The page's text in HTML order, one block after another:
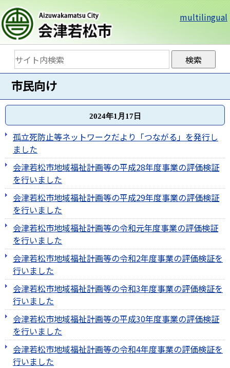
multilingual
市民向け
2024年1月17日
孤立死防止等ネットワークだより「つながる」を発行し
ました
会津若松市地域福祉計画等の平成28年度事業の評価検証
を行いました
会津若松市地域福祉計画等の平成29年度事業の評価検証
を行いました
会津若松市地域福祉計画等の令和元年度事業の評価検証
を行いました
会津若松市地域福祉計画等の令和2年度事業の評価検証を
行いました
会津若松市地域福祉計画等の令和3年度事業の評価検証を
行いました
会津若松市地域福祉計画等の平成30年度事業の評価検証
を行いました
会津若松市地域福祉計画等の令和4年度事業の評価検証を
行いました